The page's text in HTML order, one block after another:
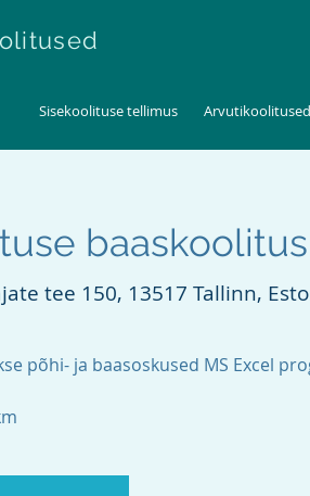
Sisekoolituse tellimus Arvutikoolitused
tee 150, 13517 Tallinn,
põhi- ja baasoskused MS Excel